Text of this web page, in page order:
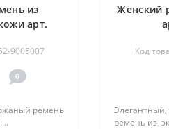
из
арт.
9005007
0
ремень
..
Женский
Код
ремень из